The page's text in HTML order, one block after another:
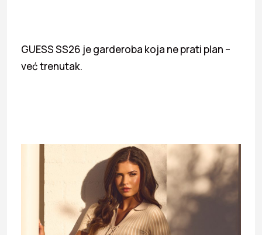
GUESS SS26 je garderoba koja ne prati plan –
već trenutak.